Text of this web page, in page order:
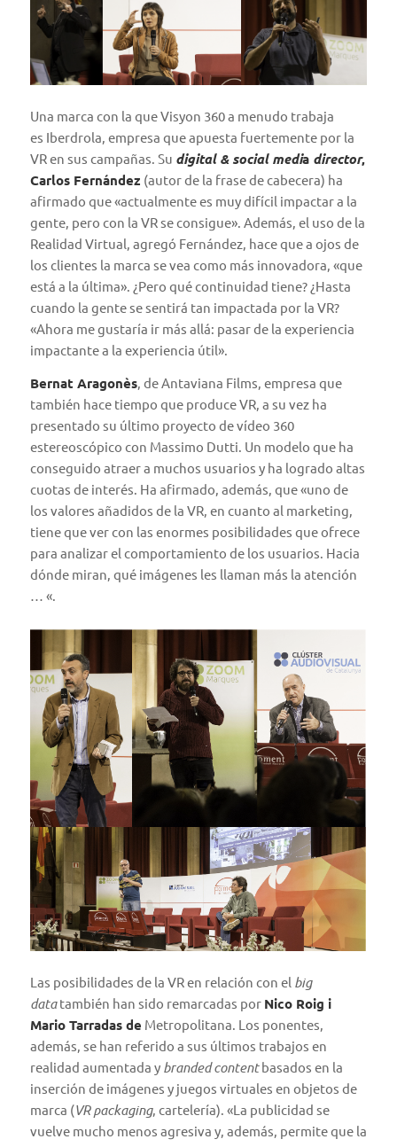
Una marca con la que Visyon 360 a menudo trabaja
es Iberdrola, empresa que apuesta fuertemente por la
VR en sus campañas. Su digital & social mediadirector,
Carlos Fernández (autor de la frase de cabecera) ha
afirmado que «actualmente es muy difícil impactar a la
gente, pero con la VR se consigue». Además, el uso de la
Realidad Virtual, agregó Fernández, hace que a ojos de
los clientes la marca se vea como más innovadora, «que
está a la última». ¿Pero qué continuidad tiene? ¿Hasta
cuando la gente se sentirá tan impactada por la VR?
«Ahora me gustaría ir más allá: pasar de la experiencia
impactante a la experiencia útil».
Bernat Aragonès, deAntaviana Films, empresa que
también hace tiempo que produce VR, a su vez ha
presentado su último proyecto de vídeo 360
estereoscópico con Massimo Dutti. Un modelo que ha
conseguido atraer a muchos usuarios y ha logrado altas
cuotas de interés. Ha afirmado, además, que «uno de
los valores añadidos de la VR, en cuanto al marketing,
tiene que ver con las enormes posibilidades que ofrece
para analizar el comportamiento de los usuarios. Hacia
dónde miran, qué imágenes les llaman más la atención
… «.
Las posibilidades de la VR en relación con el big
datatambién han sido remarcadas por Nico Roig i
Mario Tarradas de Metropolitana. Los ponentes,
además, se han referido a sus últimos trabajos en
realidad aumentada y branded contentbasados en la
inserción de imágenes y juegos virtuales en objetos de
marca (VR packaging, cartelería). «La publicidad se
vuelve mucho menos agresiva y, además, permite que la